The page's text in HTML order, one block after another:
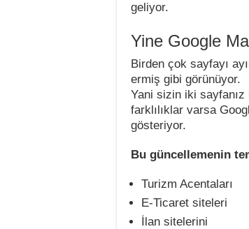
geliyor.
Yine Google
Birden çok sayfayı
ermiş gibi görünüyor.
Yani sizin iki
farklılıklar varsa
gösteriyor.
Bu güncellemenin
Turizm Acentaları
E-Ticaret siteleri
İlan sitelerini